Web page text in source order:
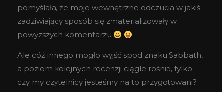
pomyślała, że moje wewnętrzne odczucia w jakiś
zadziwiający sposób się zmaterializowały w
powyzszych komentarzu
Ale cóż innego mogło wyjść spod znaku Sabbath,
a poziom kolejnych recenzji ciągle rośnie, tylko
czy my czytelnicy jesteśmy na to przygotowani?